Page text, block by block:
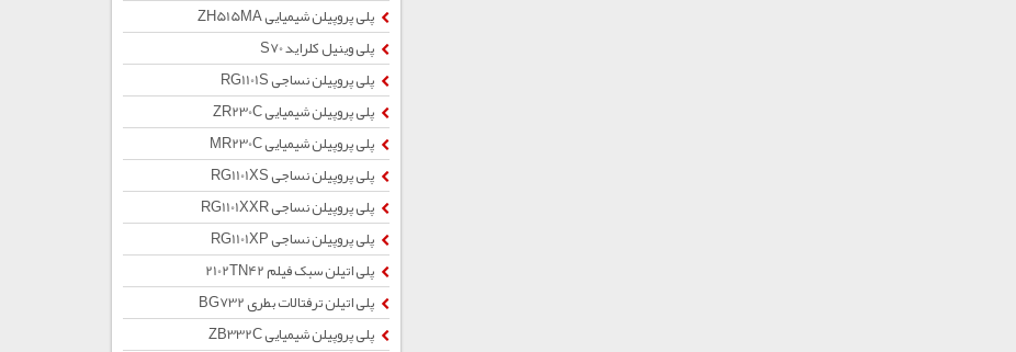
پلی پروپیلن شیمیایی ZH515MA
پلی وینیل کلراید S70
پلی پروپیلن نساجی RG1101S
پلی پروپیلن شیمیایی ZR230C
پلی پروپیلن شیمیایی MR230C
پلی پروپیلن نساجی RG1101XS
پلی پروپیلن نساجی RG1101XXR
پلی پروپیلن نساجی RG1101XP
پلی اتیلن سبک فیلم 2102TN42
پلی اتیلن ترفتالات بطری BG732
پلی پروپیلن شیمیایی ZB332C